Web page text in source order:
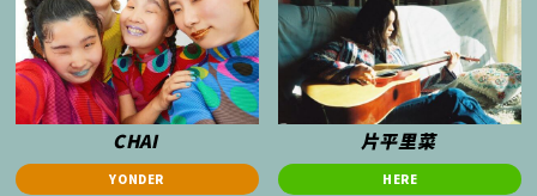
CHAI
YONDER
片平里菜
HERE